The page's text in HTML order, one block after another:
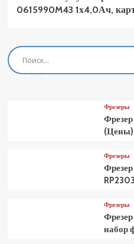
0615990M43 1х4,0Ач,
Фрезеры
Фрезер сетевой
Фрезеры
Фрезер
(Цены)
Фрезеры
Фрезер
Фрезеры
набор